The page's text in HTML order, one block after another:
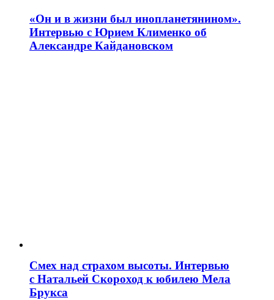
«Он и в жизни был инопланетянином».
Интервью с Юрием Клименко об
Александре Кайдановском
Смех над страхом высоты. Интервью
с Натальей Скороход к юбилею Мела
Брукса